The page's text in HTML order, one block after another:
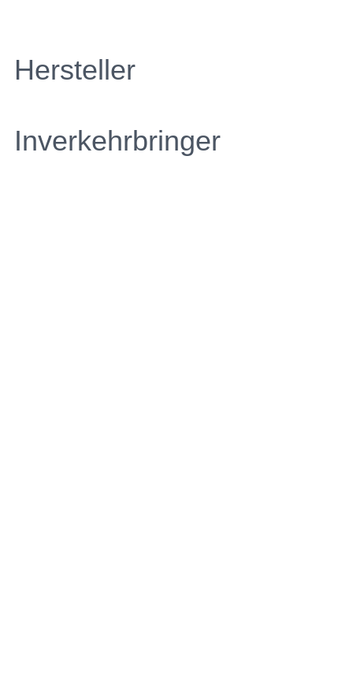
Hersteller
Inverkehrbringer